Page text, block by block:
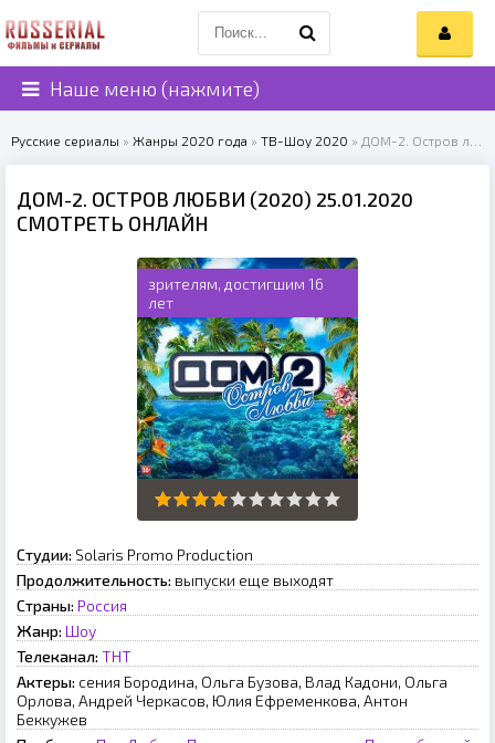
Наше меню (нажмите)
Русские сериалы » Жанры 2020 года » ТВ-Шоу 2020 » ДОМ-2. Остров любви (2020)
ДОМ-2. ОСТРОВ ЛЮБВИ (2020) 25.01.2020
СМОТРЕТЬ ОНЛАЙН
зрителям, достигшим 16
лет
Студии: Solaris Promo Production
Продолжительность: выпуски еще выходят
Страны: Россия
Жанр: Шоу
Телеканал: ТНТ
Актеры: сения Бородина, Ольга Бузова, Влад Кадони, Ольга
Орлова, Андрей Черкасов, Юлия Ефременкова, Антон
Беккужев